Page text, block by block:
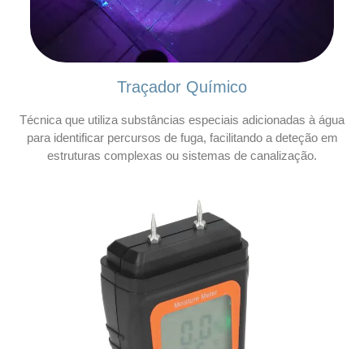
Traçador Químico
Técnica que utiliza substâncias especiais adicionadas à água
para identificar percursos de fuga, facilitando a deteção em
estruturas complexas ou sistemas de canalização.